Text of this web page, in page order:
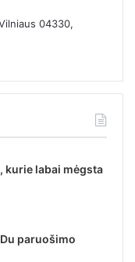
04330,
kurie labai mėgsta
paruošimo